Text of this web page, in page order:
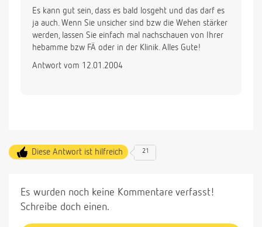
Es kann gut sein, dass es bald losgeht und das darf es
ja auch. Wenn Sie unsicher sind bzw die Wehen stärker
werden, lassen Sie einfach mal nachschauen von Ihrer
hebamme bzw FÄ oder in der Klinik. Alles Gute!
Antwort vom 12.01.2004
Diese Antwort ist hilfreich 21
Es wurden noch keine Kommentare verfasst!
Schreibe doch einen.